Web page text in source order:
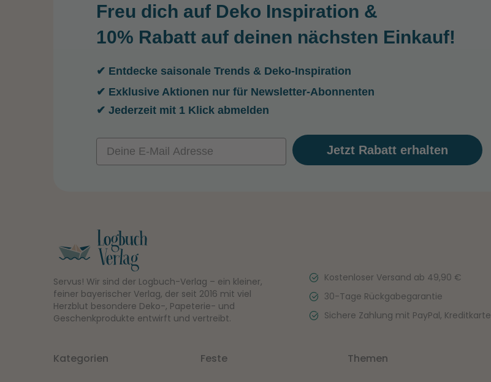
Freu dich auf Deko Inspiration &
10% Rabatt auf deinen nächsten Einkauf!
✔ Entdecke saisonale Trends & Deko-Inspiration
✔ Exklusive Aktionen nur für Newsletter-Abonnenten
✔ Jederzeit mit 1 Klick abmelden
Email Jetzt Rabatt erhalten
Servus! Wir sind der Logbuch-Verlag – ein kleiner,
feiner bayerischer Verlag, der seit 2016 mit viel
Herzblut besondere Deko-, Papeterie- und
Geschenkprodukte entwirft und vertreibt.
Kostenloser Versand ab 49,90 €
30-Tage Rückgabegarantie
Sichere Zahlung mit PayPal, Kreditkarte
Kategorien Feste Themen